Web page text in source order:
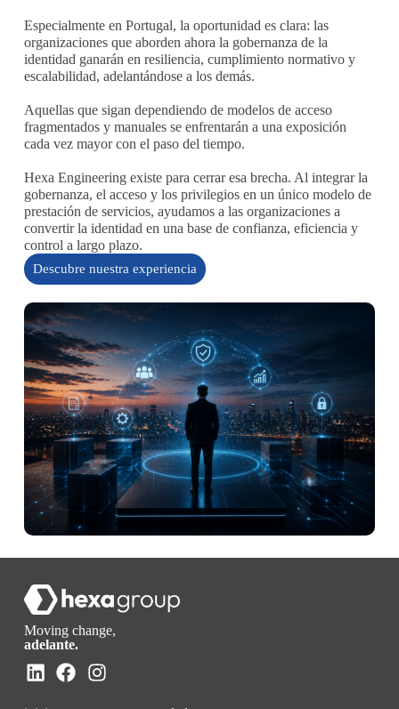
Especialmente en Portugal, la oportunidad es clara: las
organizaciones que aborden ahora la gobernanza de la
identidad ganarán en resiliencia, cumplimiento normativo y
escalabilidad, adelantándose a los demás.
Aquellas que sigan dependiendo de modelos de acceso
fragmentados y manuales se enfrentarán a una exposición
cada vez mayor con el paso del tiempo.
Hexa Engineering existe para cerrar esa brecha. Al integrar la
gobernanza, el acceso y los privilegios en un único modelo de
prestación de servicios, ayudamos a las organizaciones a
convertir la identidad en una base de confianza, eficiencia y
control a largo plazo.
Descubre nuestra experiencia
Moving change,
adelante.